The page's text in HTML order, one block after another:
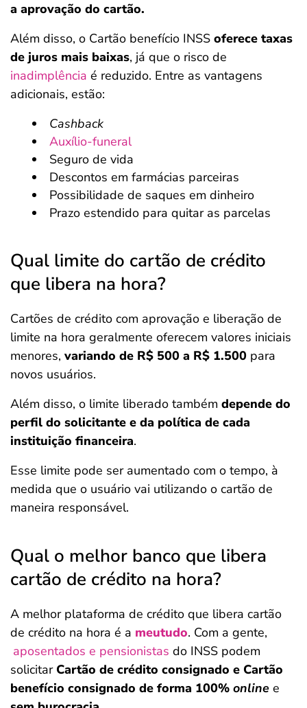
a aprovação do cartão.
Além disso, o Cartão benefício INSS oferece taxas
de juros mais baixas, já que o risco de
inadimplência é reduzido. Entre as vantagens
adicionais, estão:
Cashback
Auxílio-funeral
Seguro de vida
Descontos em farmácias parceiras
Possibilidade de saques em dinheiro
Prazo estendido para quitar as parcelas
Qual limite do cartão de crédito
que libera na hora?
Cartões de crédito com aprovação e liberação de
limite na hora geralmente oferecem valores iniciais
menores, variando de R$ 500 a R$ 1.500 para
novos usuários.
Além disso, o limite liberado também depende do
perfil do solicitante e da política de cada
instituição financeira.
Esse limite pode ser aumentado com o tempo, à
medida que o usuário vai utilizando o cartão de
maneira responsável.
Qual o melhor banco que libera
cartão de crédito na hora?
A melhor plataforma de crédito que libera cartão
de crédito na hora é a meutudo. Com a gente,
aposentados e pensionistas do INSS podem
solicitar Cartão de crédito consignado e Cartão
benefício consignado de forma 100% online e